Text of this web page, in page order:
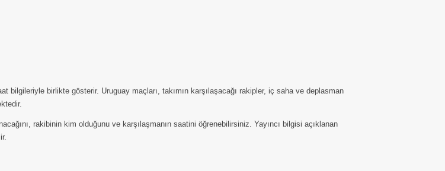
bilgileriyle birlikte gösterir. Uruguay maçları, takımın karşılaşacağı rakipler, iç saha ve deplasman
rakibinin kim olduğunu ve karşılaşmanın saatini öğrenebilirsiniz. Yayıncı bilgisi açıklanan